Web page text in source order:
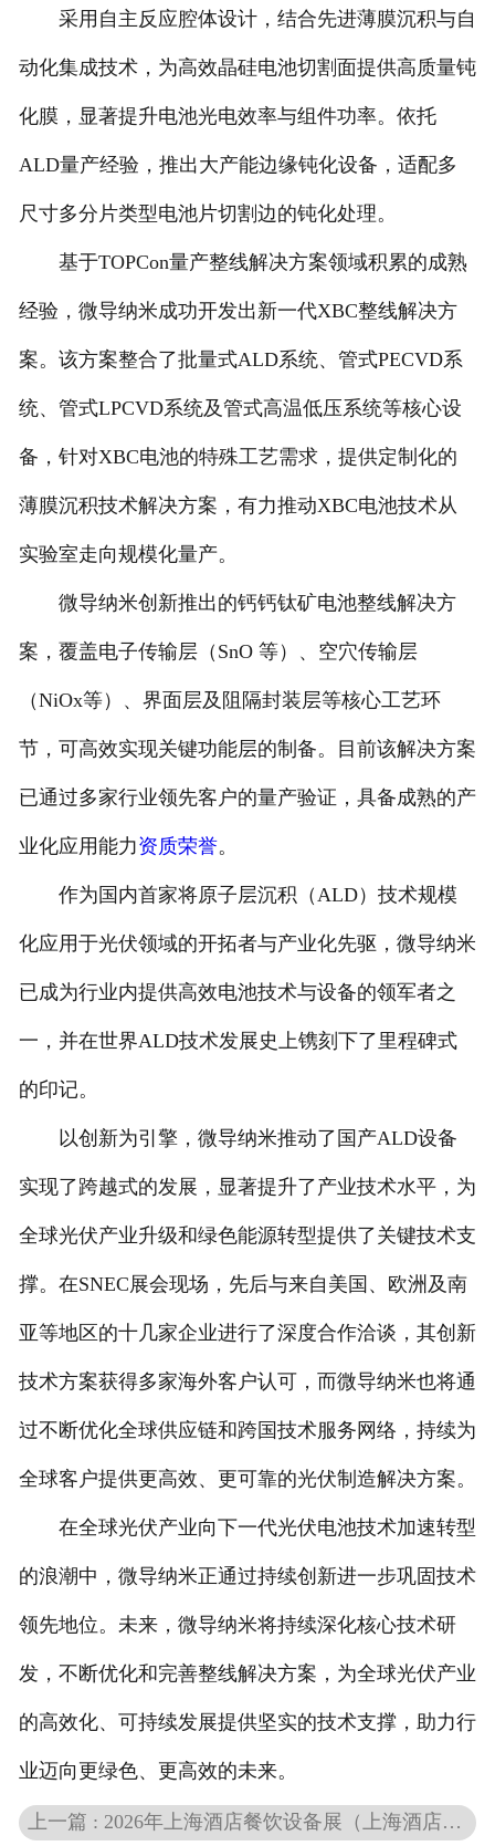
采用自主反应腔体设计，结合先进薄膜沉积与自
动化集成技术，为高效晶硅电池切割面提供高质量钝
化膜，显著提升电池光电效率与组件功率。依托
ALD量产经验，推出大产能边缘钝化设备，适配多
尺寸多分片类型电池片切割边的钝化处理。
基于TOPCon量产整线解决方案领域积累的成熟
经验，微导纳米成功开发出新一代XBC整线解决方
案。该方案整合了批量式ALD系统、管式PECVD系
统、管式LPCVD系统及管式高温低压系统等核心设
备，针对XBC电池的特殊工艺需求，提供定制化的
薄膜沉积技术解决方案，有力推动XBC电池技术从
实验室走向规模化量产。
微导纳米创新推出的钙钙钛矿电池整线解决方
案，覆盖电子传输层（SnO 等）、空穴传输层
（NiOx等）、界面层及阻隔封装层等核心工艺环
节，可高效实现关键功能层的制备。目前该解决方案
已通过多家行业领先客户的量产验证，具备成熟的产
业化应用能力资质荣誉。
作为国内首家将原子层沉积（ALD）技术规模
化应用于光伏领域的开拓者与产业化先驱，微导纳米
已成为行业内提供高效电池技术与设备的领军者之
一，并在世界ALD技术发展史上镌刻下了里程碑式
的印记。
以创新为引擎，微导纳米推动了国产ALD设备
实现了跨越式的发展，显著提升了产业技术水平，为
全球光伏产业升级和绿色能源转型提供了关键技术支
撑。在SNEC展会现场，先后与来自美国、欧洲及南
亚等地区的十几家企业进行了深度合作洽谈，其创新
技术方案获得多家海外客户认可，而微导纳米也将通
过不断优化全球供应链和跨国技术服务网络，持续为
全球客户提供更高效、更可靠的光伏制造解决方案。
在全球光伏产业向下一代光伏电池技术加速转型
的浪潮中，微导纳米正通过持续创新进一步巩固技术
领先地位。未来，微导纳米将持续深化核心技术研
发，不断优化和完善整线解决方案，为全球光伏产业
的高效化、可持续发展提供坚实的技术支撑，助力行
业迈向更绿色、更高效的未来。
上一篇 : 2026年上海酒店餐饮设备展（上海酒店厨房设备展）